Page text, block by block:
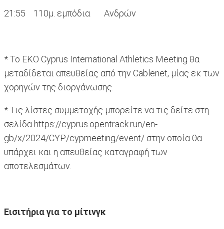
21:55 110μ. εμπόδια Ανδρών
* Το ΕΚΟ Cyprus International Athletics Meeting θα
μεταδίδεται απευθείας από την Cablenet, μίας εκ των
χορηγών της διοργάνωσης.
* Τις λίστες συμμετοχής μπορείτε να τις δείτε στη
σελίδα https://cyprus.opentrack.run/en-
gb/x/2024/CYP/cypmeeting/event/ στην οποία θα
υπάρχει και η απευθείας καταγραφή των
αποτελεσμάτων.
Εισιτήρια για το μίτινγκ